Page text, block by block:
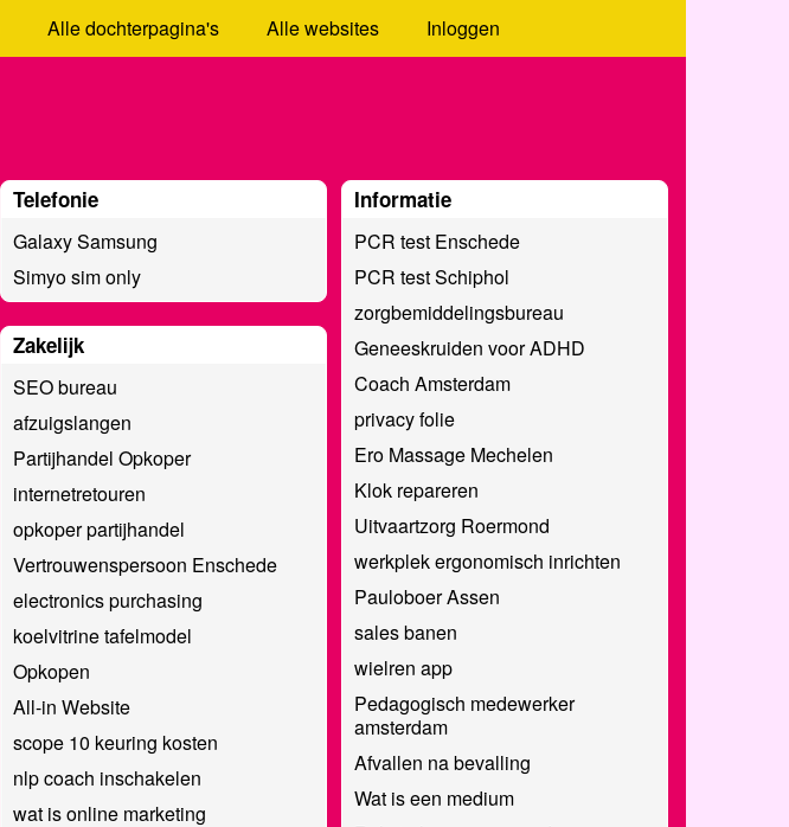
Alle dochterpagina's Alle websites Inloggen
Telefonie
Galaxy Samsung
Simyo sim only
Zakelijk
SEO bureau
afzuigslangen
Partijhandel Opkoper
internetretouren
opkoper partijhandel
Vertrouwenspersoon Enschede
electronics purchasing
koelvitrine tafelmodel
Opkopen
All-in Website
scope 10 keuring kosten
nlp coach inschakelen​​​
wat is online marketing
Informatie
PCR test Enschede
PCR test Schiphol
zorgbemiddelingsbureau
Geneeskruiden voor ADHD
Coach Amsterdam
privacy folie
Ero Massage Mechelen
Klok repareren
Uitvaartzorg Roermond
werkplek ergonomisch inrichten
Pauloboer Assen
sales banen
wielren app
Pedagogisch medewerker
amsterdam
Afvallen na bevalling
Wat is een medium